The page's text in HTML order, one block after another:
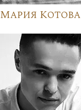
Мария Котова